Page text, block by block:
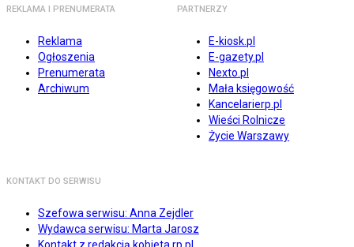
REKLAMA I PRENUMERATA
Reklama
Ogłoszenia
Prenumerata
Archiwum
PARTNERZY
E-kiosk.pl
E-gazety.pl
Nexto.pl
Mała księgowość
Kancelarierp.pl
Wieści Rolnicze
Życie Warszawy
KONTAKT DO SERWISU
Szefowa serwisu: Anna Zejdler
Wydawca serwisu: Marta Jarosz